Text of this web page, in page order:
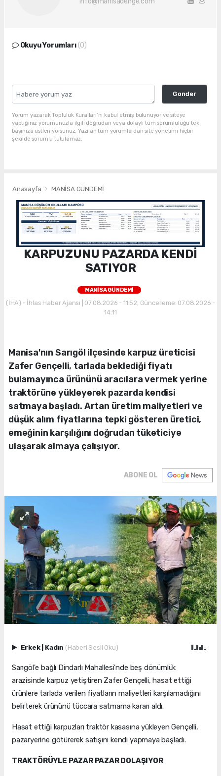
Okuyu Yorumları (0)
Gonder
Yorum yazarak Topluluk Kuralları’nı kabul etmiş bulunuyor ve siteye
yaptığınız yorumunuzla ilgili doğrudan veya dolaylı tüm sorumluluğu tek
başınıza üstleniyorsunuz. Yazılan tüm yorumlardan site yönetimi hiçbir
şekilde sorumlu tutulamaz.
Anasayfa MANİSA GÜNDEMİ
KARPUZUNU PAZARDA KENDİ
SATIYOR
MANİSA GÜNDEMİ
(İHA) - İhlas Haber Ajansı | 07.08.2026 - 11:52, Güncelleme: 07.08.2026 -
14:11
Manisa'nın Sarıgöl ilçesinde karpuz üreticisi
Zafer Gençelli, tarlada beklediği fiyatı
bulamayınca ürününü aracılara vermek yerine
traktörüne yükleyerek pazarda kendisi
satmaya başladı. Artan üretim maliyetleri ve
düşük alım fiyatlarına tepki gösteren üretici,
emeğinin karşılığını doğrudan tüketiciye
ulaşarak almaya çalışıyor.
ABONE OL
Erkek Kadın (Haberi Sesli Oku)
Sarıgöl'e bağlı Dindarlı Mahallesi'nde beş dönümlük
arazisinde karpuz yetiştiren Zafer Gençelli, hasat ettiği
ürünlere tarlada verilen fiyatların maliyetleri karşılamadığını
belirterek ürününü tüccara satmama kararı aldı.
Hasat ettiği karpuzları traktör kasasına yükleyen Gençelli,
pazaryerine götürerek satışını kendi yapmaya başladı.
TRAKTÖRÜYLE PAZAR PAZAR DOLAŞIYOR